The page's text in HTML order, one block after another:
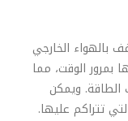
بالهواء الخارجي
بمرور الوقت، مما
الطاقة. ويمكن
تتراكم عليها.